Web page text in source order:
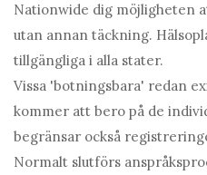
Nationwide dig möjligheten
utan annan täckning.
tillgängliga i alla stater.
Vissa 'botningsbara' redan
kommer att bero på de
begränsar också
Normalt slutförs